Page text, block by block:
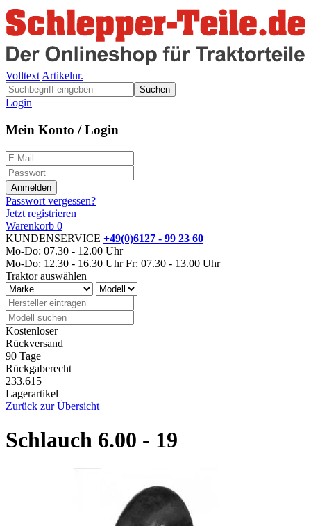
Volltext Artikelnr.
Suchen
Login
Mein Konto / Login
Passwort vergessen?
Jetzt registrieren
Warenkorb 0
KUNDENSERVICE +49(0)6127 - 99 23 60
Mo-Do: 07.30 - 12.00 Uhr
Mo-Do: 12.30 - 16.30 Uhr Fr: 07.30 - 13.00 Uhr
Traktor auswählen
Kostenloser
Rückversand
90 Tage
Rückgaberecht
233.615
Lagerartikel
Zurück zur Übersicht
Schlauch 6.00 - 19